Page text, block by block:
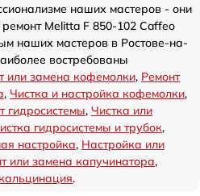
наших мастеров - они
Melitta F 850-102 Caffeo
наших мастеров в Ростове-на-
востребованы
или замена кофемолки, Ремонт
, Чистка и настройка кофемолки,
гидросистемы, Чистка или
гидросистемы и трубок,
настройка, Настройка или
или замена капучинатора,
.